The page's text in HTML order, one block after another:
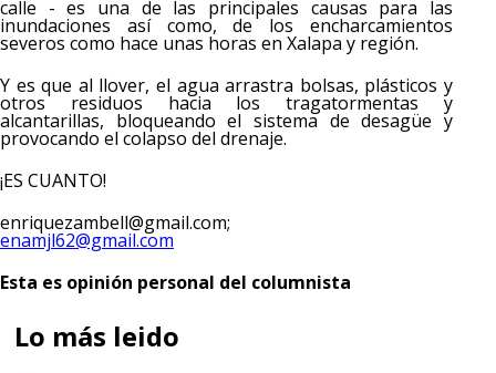
calle - es una de las principales causas para las
inundaciones así como, de los encharcamientos
severos como hace unas horas en Xalapa y región.
Y es que al llover, el agua arrastra bolsas, plásticos y
otros residuos hacia los tragatormentas y
alcantarillas, bloqueando el sistema de desagüe y
provocando el colapso del drenaje.
¡ES CUANTO!
enriquezambell@gmail.com;
enamjl62@gmail.com
Esta es opinión personal del columnista
Lo más leido